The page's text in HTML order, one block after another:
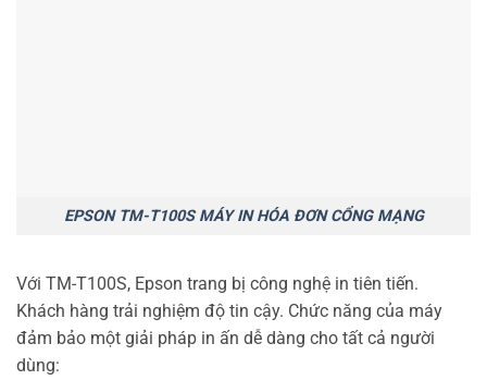
EPSON TM-T100S MÁY IN HÓA ĐƠN CỔNG MẠNG
Với TM-T100S, Epson trang bị công nghệ in tiên tiến.
Khách hàng trải nghiệm độ tin cậy. Chức năng của máy
đảm bảo một giải pháp in ấn dễ dàng cho tất cả người
dùng: